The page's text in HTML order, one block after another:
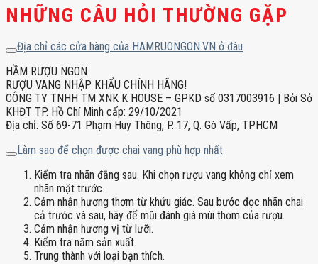
NHỮNG CÂU HỎI THƯỜNG GẶP
Địa chỉ các cửa hàng của HAMRUONGON.VN ở đâu
HẦM RƯỢU NGON
RƯỢU VANG NHẬP KHẨU CHÍNH HÃNG!
CÔNG TY TNHH TM XNK K HOUSE – GPKD số 0317003916 | Bởi Sở
KHĐT TP. Hồ Chí Minh cấp: 29/10/2021
Địa chỉ: Số 69-71 Phạm Huy Thông, P. 17, Q. Gò Vấp, TPHCM
Làm sao để chọn được chai vang phù hợp nhất
Kiểm tra nhãn đằng sau. Khi chọn rượu vang không chỉ xem
nhãn mặt trước.
Cảm nhận hương thơm từ khứu giác. Sau bước đọc nhãn chai
cả trước và sau, hãy để mũi đánh giá mùi thơm của rượu.
Cảm nhận hương vị từ lưỡi.
Kiểm tra năm sản xuất.
Trung thành với loại bạn thích.